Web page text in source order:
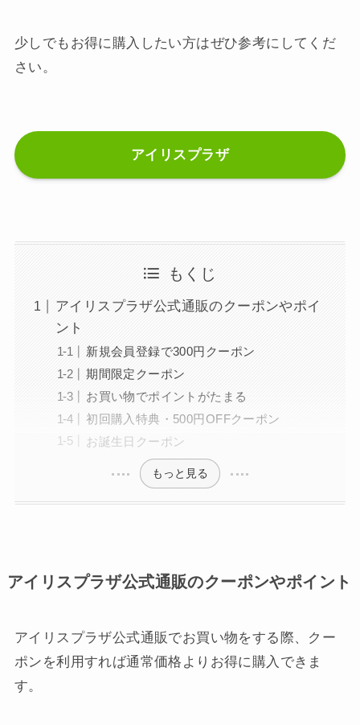
少しでもお得に購入したい方はぜひ参考にしてくだ
さい。
アイリスプラザ
もくじ
アイリスプラザ公式通販のクーポンやポイ
ント
新規会員登録で300円クーポン
期間限定クーポン
お買い物でポイントがたまる
初回購入特典・500円OFFクーポン
お誕生日クーポン
もっと見る
アイリスプラザ公式通販のクーポンやポイント
アイリスプラザ公式通販でお買い物をする際、クー
ポンを利用すれば通常価格よりお得に購入できま
す。